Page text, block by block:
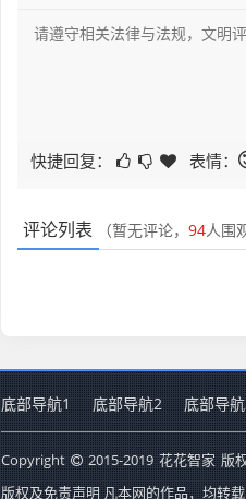
快捷回复： 表情：
评论列表 （暂无评论， 94人围
底部导航1 底部导航2 底部导
Copyright 2015-2019 花花智家 版
版权及免责声明 凡本网的作品，均转